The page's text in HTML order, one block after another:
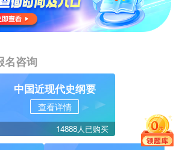
名咨询
中国近现代史纲要
查看详情
14888人已购买